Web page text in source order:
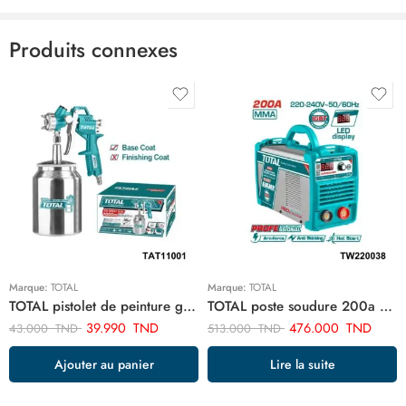
Produits connexes
Marque: TOTAL
TOTAL pistolet de peinture goude bas 1.5 mm 1000cc TAT11001
43.000TND 39.990 TND
Ajouter au panier
Marque: TOTAL
TOTAL poste soudure 200a TW220038
513.000TND 476.000 TND
Lire la suite